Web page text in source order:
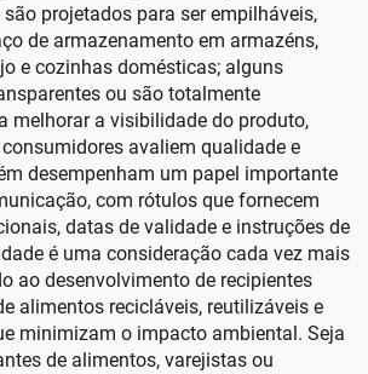
projetados para ser empilháveis,
de armazenamento em armazéns,
e cozinhas domésticas; alguns
ou são totalmente
melhorar a visibilidade do produto,
avaliem qualidade e
desempenham um papel importante
com rótulos que fornecem
datas de validade e instruções de
é uma consideração cada vez mais
ao desenvolvimento de recipientes
alimentos recicláveis, reutilizáveis e
minimizam o impacto ambiental. Seja
de alimentos, varejistas ou